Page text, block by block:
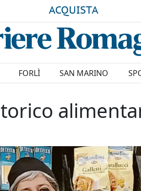
ACQUISTA
FORLÌ SAN MARINO